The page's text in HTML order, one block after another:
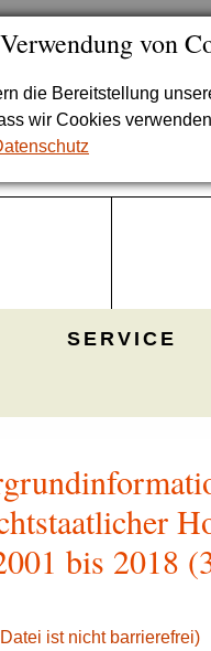
von
die Bereitstellung
wir Cookies
SERVICE
bis 2018
ist nicht barrierefrei)